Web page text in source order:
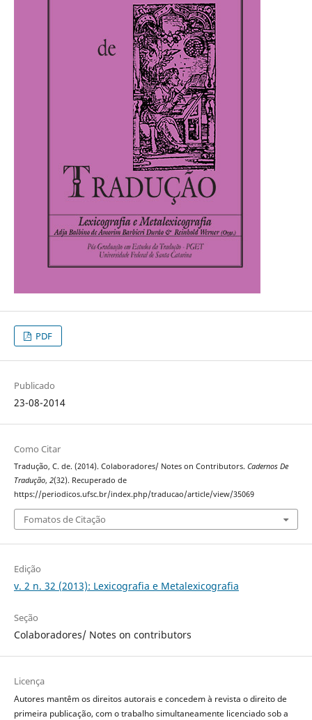
PDF
Publicado
23-08-2014
Como Citar
Tradução, C. de. (2014). Colaboradores/ Notes on Contributors. Cadernos De
Tradução, 2(32). Recuperado de
https://periodicos.ufsc.br/index.php/traducao/article/view/35069
Fomatos de Citação
Edição
v. 2 n. 32 (2013): Lexicografia e Metalexicografia
Seção
Colaboradores/ Notes on contributors
Licença
Autores mantêm os direitos autorais e concedem à revista o direito de
primeira publicação, com o trabalho simultaneamente licenciado sob a